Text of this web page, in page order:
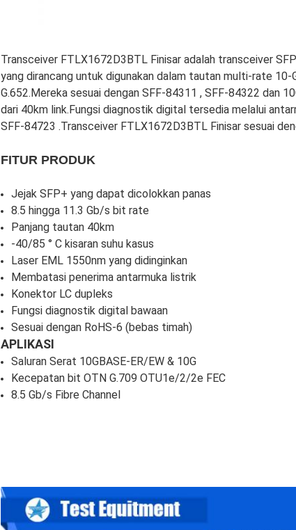
Transceiver FTLX1672D3BTL Finisar adalah transceiver
yang dirancang untuk digunakan dalam tautan multi-rate
G.652.Mereka sesuai dengan SFF-84311 , SFF-84322 dan
dari 40km link.Fungsi diagnostik digital tersedia melalui
SFF-84723 .Transceiver FTLX1672D3BTL Finisar sesuai
FITUR PRODUK
Jejak SFP+ yang dapat dicolokkan panas
8.5 hingga 11.3 Gb/s bit rate
Panjang tautan 40km
-40/85 ° C kisaran suhu kasus
Laser EML 1550nm yang didinginkan
Membatasi penerima antarmuka listrik
Konektor LC dupleks
Fungsi diagnostik digital bawaan
Sesuai dengan RoHS-6 (bebas timah)
APLIKASI
Saluran Serat 10GBASE-ER/EW & 10G
Kecepatan bit OTN G.709 OTU1e/2/2e FEC
8.5 Gb/s Fibre Channel